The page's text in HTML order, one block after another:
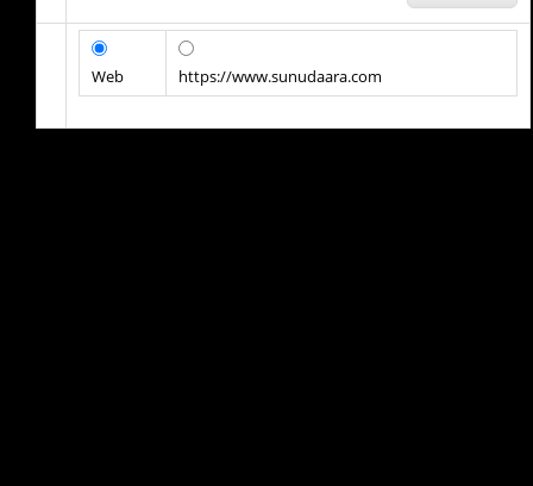
Web https://www.sunudaara.com